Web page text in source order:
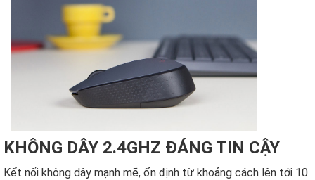
KHÔNG DÂY 2.4GHZ ĐÁNG TIN CẬY
Kết nối không dây mạnh mẽ, ổn định từ khoảng cách lên tới 10